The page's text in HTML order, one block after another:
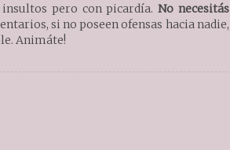
pero con picardía.No necesitás
si no poseen ofensas hacia nadie,
Animáte!